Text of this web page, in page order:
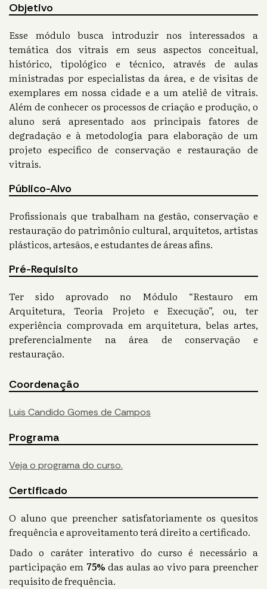
Objetivo
Esse módulo busca introduzir nos interessados a
temática dos vitrais em seus aspectos conceitual,
histórico, tipológico e técnico, através de aulas
ministradas por especialistas da área, e de visitas de
exemplares em nossa cidade e a um ateliê de vitrais.
Além de conhecer os processos de criação e produção, o
aluno será apresentado aos principais fatores de
degradação e à metodologia para elaboração de um
projeto específico de conservação e restauração de
vitrais.
Público-Alvo
Profissionais que trabalham na gestão, conservação e
restauração do patrimônio cultural, arquitetos, artistas
plásticos, artesãos, e estudantes de áreas afins.
Pré-Requisito
Ter sido aprovado no Módulo “Restauro em
Arquitetura, Teoria Projeto e Execução”, ou, ter
experiência comprovada em arquitetura, belas artes,
preferencialmente na área de conservação e
restauração.
Coordenação
Luis Candido Gomes de Campos
Programa
Veja o programa do curso.
Certificado
O aluno que preencher satisfatoriamente os quesitos
frequência e aproveitamento terá direito a certificado.
Dado o caráter interativo do curso é necessário a
participação em 75% das aulas ao vivo para preencher
requisito de frequência.